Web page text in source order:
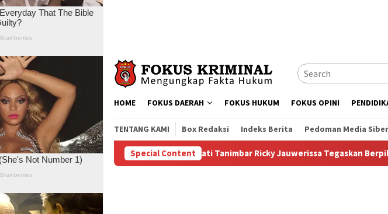
HOME FOKUS DAERAH FOKUS HUKUM FOKUS OPINI
TENTANG KAMI Box Redaksi Indeks Berita Pedoman Media Siber
Special Content
Bupati Tanimbar Ricky Jauwerissa Tegaskan Berpihak untuk Masyarakat Desa